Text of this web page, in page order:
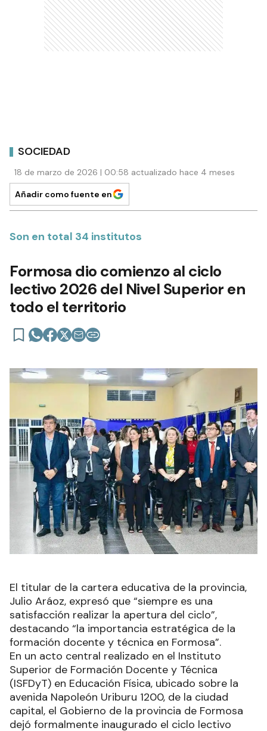
SOCIEDAD
18 de marzo de 2026 | 00:58 actualizado hace 4 meses
Añadir como fuente en
Son en total 34 institutos
Formosa dio comienzo al ciclo
lectivo 2026 del Nivel Superior en
todo el territorio
El titular de la cartera educativa de la provincia,
Julio Aráoz, expresó que “siempre es una
satisfacción realizar la apertura del ciclo”,
destacando “la importancia estratégica de la
formación docente y técnica en Formosa”.
En un acto central realizado en el Instituto
Superior de Formación Docente y Técnica
(ISFDyT) en Educación Física, ubicado sobre la
avenida Napoleón Uriburu 1200, de la ciudad
capital, el Gobierno de la provincia de Formosa
dejó formalmente inaugurado el ciclo lectivo